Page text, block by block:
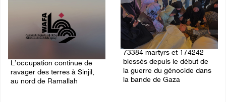
L’occupation continue de
ravager des terres à Sinjil,
au nord de Ramallah
73384 martyrs et 174242
blessés depuis le début de
la guerre du génocide dans
la bande de Gaza